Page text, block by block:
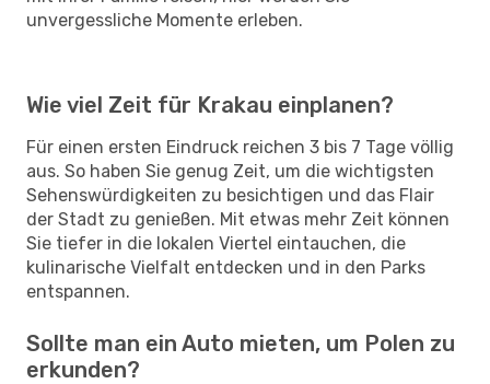
unvergessliche Momente erleben.
Wie viel Zeit für Krakau einplanen?
Für einen ersten Eindruck reichen 3 bis 7 Tage völlig
aus. So haben Sie genug Zeit, um die wichtigsten
Sehenswürdigkeiten zu besichtigen und das Flair
der Stadt zu genießen. Mit etwas mehr Zeit können
Sie tiefer in die lokalen Viertel eintauchen, die
kulinarische Vielfalt entdecken und in den Parks
entspannen.
Sollte man ein Auto mieten, um Polen zu
erkunden?